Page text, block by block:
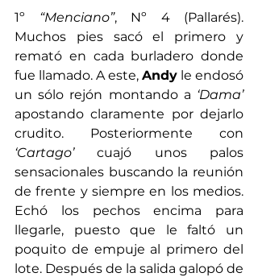
1º “Menciano”, Nº 4 (Pallarés).
Muchos pies sacó el primero y
remató en cada burladero donde
fue llamado. A este, Andy le endosó
un sólo rejón montando a ‘Dama’
apostando claramente por dejarlo
‘Cartago’ cuajó unos palos
sensacionales buscando la reunión
de frente y siempre en los medios.
Echó los pechos encima para
llegarle, puesto que le faltó un
poquito de empuje al primero del
lote. Después de la salida galopó de